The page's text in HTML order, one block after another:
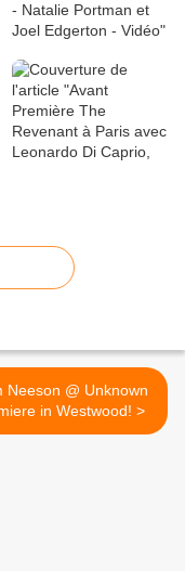
Neeson @ Unknown
Premiere in Westwood! >